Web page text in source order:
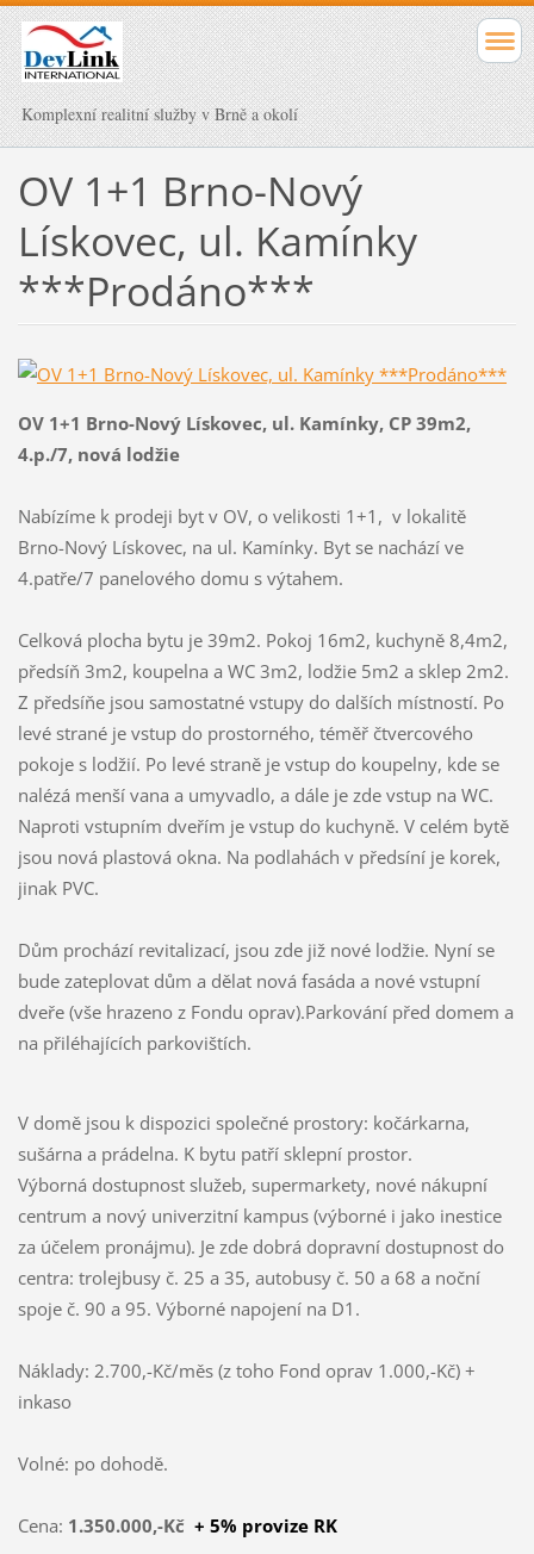
Komplexní realitní služby v Brně a okolí
OV 1+1 Brno-Nový
Lískovec, ul. Kamínky
***Prodáno***
OV 1+1 Brno-Nový Lískovec, ul. Kamínky, CP 39m2,
4.p./7, nová lodžie
Nabízíme k prodeji byt v OV, o velikosti 1+1, v lokalitě
Brno-Nový Lískovec, na ul. Kamínky. Byt se nachází ve
4.patře/7 panelového domu s výtahem.
Celková plocha bytu je 39m2. Pokoj 16m2, kuchyně 8,4m2,
předsíň 3m2, koupelna a WC 3m2, lodžie 5m2 a sklep 2m2.
Z předsíňe jsou samostatné vstupy do dalších místností. Po
levé strané je vstup do prostorného, téměř čtvercového
pokoje s lodžií. Po levé straně je vstup do koupelny, kde se
nalézá menší vana a umyvadlo, a dále je zde vstup na WC.
Naproti vstupním dveřím je vstup do kuchyně. V celém bytě
jsou nová plastová okna. Na podlahách v předsíní je korek,
jinak PVC.
Dům prochází revitalizací, jsou zde již nové lodžie. Nyní se
bude zateplovat dům a dělat nová fasáda a nové vstupní
dveře (vše hrazeno z Fondu oprav).Parkování před domem a
na přiléhajících parkovištích.
V domě jsou k dispozici společné prostory: kočárkarna,
sušárna a prádelna. K bytu patří sklepní prostor.
Výborná dostupnost služeb, supermarkety, nové nákupní
centrum a nový univerzitní kampus (výborné i jako inestice
za účelem pronájmu). Je zde dobrá dopravní dostupnost do
centra: trolejbusy č. 25 a 35, autobusy č. 50 a 68 a noční
spoje č. 90 a 95. Výborné napojení na D1.
Náklady: 2.700,-Kč/měs (z toho Fond oprav 1.000,-Kč) +
inkaso
Volné: po dohodě.
Cena: 1.350.000,-Kč + 5% provize RK